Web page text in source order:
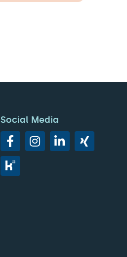
Social Media